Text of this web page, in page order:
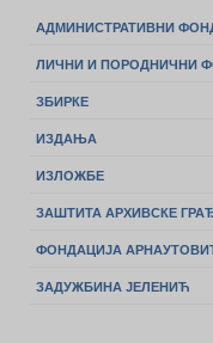
АДМИНИСТРАТИВНИ
ЛИЧНИ И ПОРОДНИЧНИ
ЗБИРКЕ
ИЗДАЊА
ИЗЛОЖБЕ
ЗАШТИТА АРХИВСКЕ
ФОНДАЦИЈА
ЗАДУЖБИНА ЈЕЛЕНИЋ